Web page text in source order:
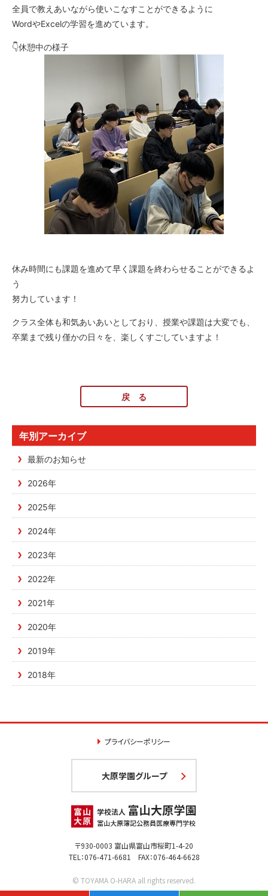
全員で教えあいながら使いこなすことができるように
WordやExcelの学習を進めています。
👇休憩中の様子
休み時間にも課題を進めて早く課題を終わらせることができるよ
う
努力しています！
クラス全体も和気あいあいとしており、授業や課題は大変でも、
卒業まで残り僅かの日々を、楽しくすごしていますよ！
戻 る
年別アーカイブ
最新のお知らせ
2026年
2025年
2024年
2023年
2022年
2021年
2020年
2019年
2018年
プライバシーポリシー
大原学園グループ
〒930-0003 富山県富山市桜町1-4-20
TEL：076-471-6681 FAX：076-464-6628
© TOYAMA O-HARA all rights reserved.